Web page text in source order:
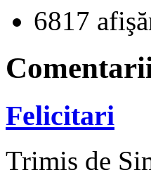
6817
Felicitari
Trimis de